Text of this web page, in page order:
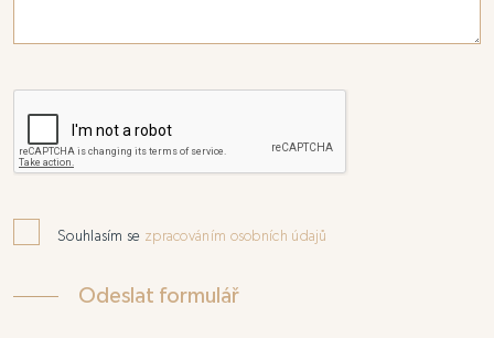
Souhlasím se zpracováním osobních údajů